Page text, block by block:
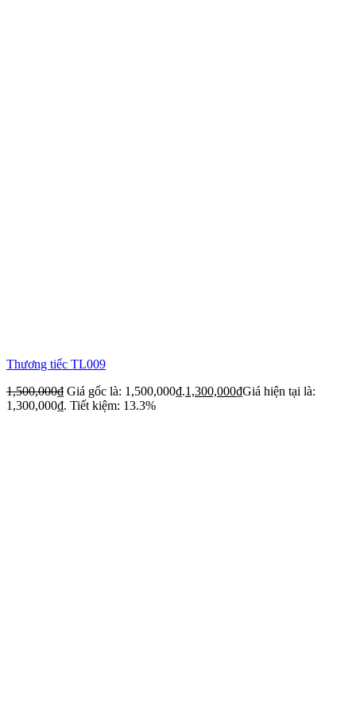
Thương tiếc TL009
1,500,000₫ Giá gốc là: 1,500,000₫.1,300,000₫Giá hiện tại là:
1,300,000₫. Tiết kiệm: 13.3%